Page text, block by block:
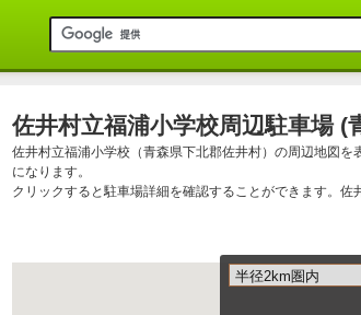
佐井村立福浦小学校周辺駐車場 (
佐井村立福浦小学校（青森県下北郡佐井村）の周辺地図
になります。
クリックすると駐車場詳細を確認することができます。佐